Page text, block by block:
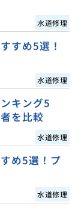
水道修理
すめ5選！
水道修理
キング5
を比較
水道修理
め5選！プ
水道修理